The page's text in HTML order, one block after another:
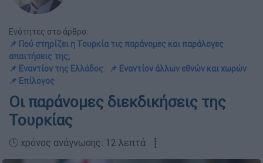
Ενότητες στο άρθρο:
📌 Πού στηρίζει η Τουρκία τις παράνομες και παράλογες
απαιτήσεις της;
📌 Εναντίον της Ελλάδος
📌 Εναντίον άλλων εθνών και χωρών
📌 Επίλογος
Οι παράνομες διεκδικήσεις της
Τουρκίας
🕛 χρόνος ανάγνωσης: 12 λεπτά ┋